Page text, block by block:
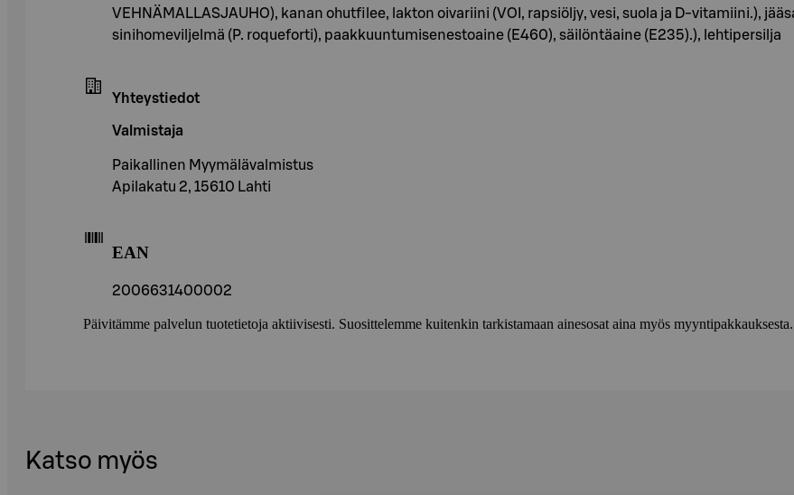
VEHNÄMALLASJAUHO), kanan ohutfilee, lakton oivariini (VOI, rapsiöljy, vesi, suola ja D-vitamiini.),
sinihomeviljelmä (P. roqueforti), paakkuuntumisenestoaine (E460), säilöntäaine (E235).), lehtipersilja
Yhteystiedot
Valmistaja
Paikallinen Myymälävalmistus
Apilakatu 2, 15610 Lahti
EAN
2006631400002
Päivitämme palvelun tuotetietoja aktiivisesti. Suosittelemme kuitenkin tarkistamaan ainesosat aina myös myyntipakkauksesta.
Katso myös